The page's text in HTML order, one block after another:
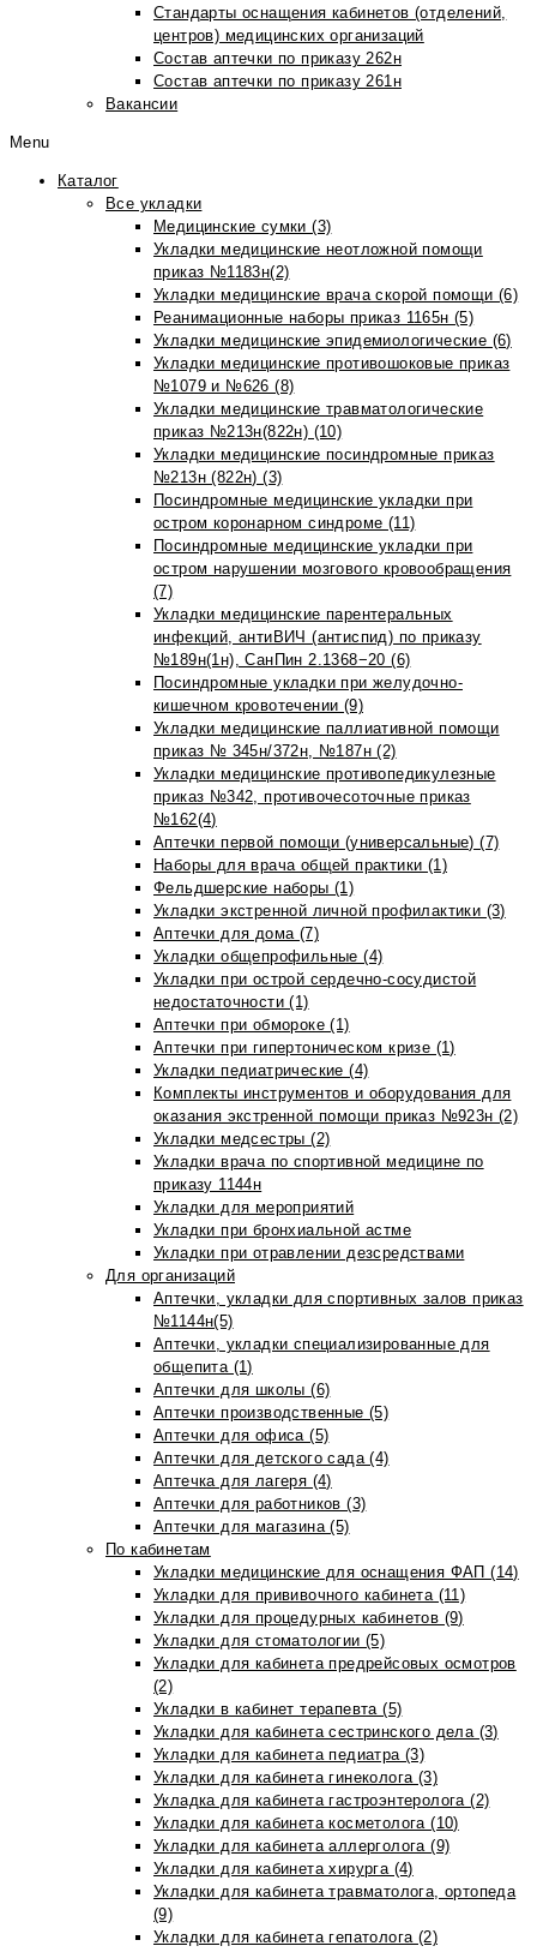
Стандарты оснащения кабинетов (отделений,
центров) медицинских организаций
Состав аптечки по приказу 262н
Состав аптечки по приказу 261н
Вакансии
Menu
Каталог
Все укладки
Медицинские сумки (3)
Укладки медицинские неотложной помощи
приказ №1183н(2)
Укладки медицинские врача скорой помощи (6)
Реанимационные наборы приказ 1165н (5)
Укладки медицинские эпидемиологические (6)
Укладки медицинские противошоковые приказ
№1079 и №626 (8)
Укладки медицинские травматологические
приказ №213н(822н) (10)
Укладки медицинские посиндромные приказ
№213н (822н) (3)
Посиндромные медицинские укладки при
остром коронарном синдроме (11)
Посиндромные медицинские укладки при
остром нарушении мозгового кровообращения
(7)
Укладки медицинские парентеральных
инфекций, антиВИЧ (антиспид) по приказу
№189н(1н), СанПин 2.1368−20 (6)
Посиндромные укладки при желудочно-
кишечном кровотечении (9)
Укладки медицинские паллиативной помощи
приказ № 345н/372н, №187н (2)
Укладки медицинские противопедикулезные
приказ №342, противочесоточные приказ
№162(4)
Аптечки первой помощи (универсальные) (7)
Наборы для врача общей практики (1)
Фельдшерские наборы (1)
Укладки экстренной личной профилактики (3)
Аптечки для дома (7)
Укладки общепрофильные (4)
Укладки при острой сердечно-сосудистой
недостаточности (1)
Аптечки при обмороке (1)
Аптечки при гипертоническом кризе (1)
Укладки педиатрические (4)
Комплекты инструментов и оборудования для
оказания экстренной помощи приказ №923н (2)
Укладки медсестры (2)
Укладки врача по спортивной медицине по
приказу 1144н
Укладки для мероприятий
Укладки при бронхиальной астме
Укладки при отравлении дезсредствами
Для организаций
Аптечки, укладки для спортивных залов приказ
№1144н(5)
Аптечки, укладки специализированные для
общепита (1)
Аптечки для школы (6)
Аптечки производственные (5)
Аптечки для офиса (5)
Аптечки для детского сада (4)
Аптечка для лагеря (4)
Аптечки для работников (3)
Аптечки для магазина (5)
По кабинетам
Укладки медицинские для оснащения ФАП (14)
Укладки для прививочного кабинета (11)
Укладки для процедурных кабинетов (9)
Укладки для стоматологии (5)
Укладки для кабинета предрейсовых осмотров
(2)
Укладки в кабинет терапевта (5)
Укладки для кабинета сестринского дела (3)
Укладки для кабинета педиатра (3)
Укладки для кабинета гинеколога (3)
Укладка для кабинета гастроэнтеролога (2)
Укладки для кабинета косметолога (10)
Укладки для кабинета аллерголога (9)
Укладки для кабинета хирурга (4)
Укладки для кабинета травматолога, ортопеда
(9)
Укладки для кабинета гепатолога (2)